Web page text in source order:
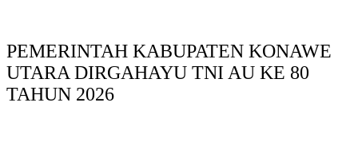
PEMERINTAH KABUPATEN KONAWE
UTARA DIRGAHAYU TNI AU KE 80
TAHUN 2026